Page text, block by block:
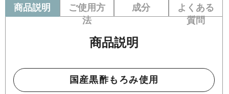
商品説明
商品説明
国産黒酢もろみ使用
ご使用方
法
成分
よくある
質問